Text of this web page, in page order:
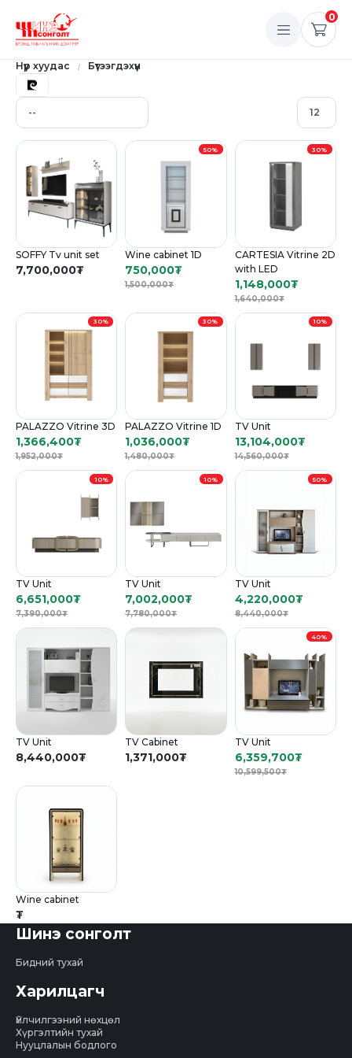
0
Нүүр хуудас Бүтээгдэхүүн
SOFFY Tv unit set
7,700,000₮
50%
Wine cabinet 1D
750,000₮
1,500,000₮
30%
CARTESIA Vitrine 2D
with LED
1,148,000₮
1,640,000₮
30%
PALAZZO Vitrine 3D
1,366,400₮
1,952,000₮
30%
PALAZZO Vitrine 1D
1,036,000₮
1,480,000₮
10%
TV Unit
13,104,000₮
14,560,000₮
10%
TV Unit
6,651,000₮
7,390,000₮
10%
TV Unit
7,002,000₮
7,780,000₮
50%
TV Unit
4,220,000₮
8,440,000₮
TV Unit
8,440,000₮
TV Cabinet
1,371,000₮
40%
TV Unit
6,359,700₮
10,599,500₮
Wine cabinet
₮
Шинэ сонголт
Бидний тухай
Харилцагч
Үйлчилгээний нөхцөл
Хүргэлтийн тухай
Нууцлалын бодлого